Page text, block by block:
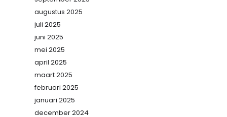
augustus 2025
juli 2025
juni 2025
mei 2025
april 2025
maart 2025
februari 2025
januari 2025
december 2024